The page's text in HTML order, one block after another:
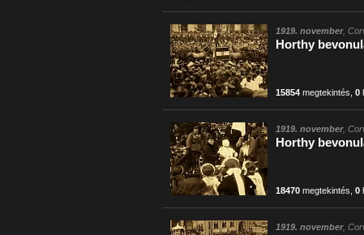
1919. november,
Horthy
15854megtekintés 0
1919. november,
Horthy
18470megtekintés 0
1919. november,